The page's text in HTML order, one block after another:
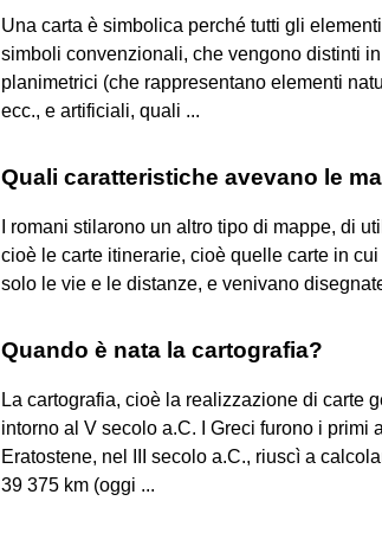
Una carta è simbolica perché tutti gli
simboli convenzionali, che vengono distinti
planimetrici (che rappresentano elementi
ecc., e artificiali, quali ...
Quali caratteristiche avevano le
I romani stilarono un altro tipo di mappe, di
cioè le carte itinerarie, cioè quelle carte in
solo le vie e le distanze, e venivano
Quando è nata la cartografia?
La cartografia, cioè la realizzazione di carte
intorno al V secolo a.C. I Greci furono i primi
Eratostene, nel III secolo a.C., riuscì a
39 375 km (oggi ...